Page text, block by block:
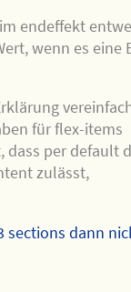
endeffekt
wenn es eine
für flex-items
dass per default
zulässt,
sections dann